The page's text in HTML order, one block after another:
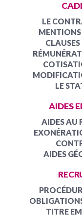
LE
LE
AIDES
AIDES AU
AIDES
TITRE